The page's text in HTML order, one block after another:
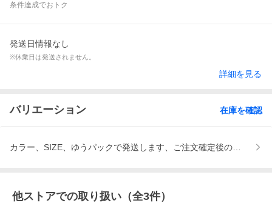
条件達成でおトク
発送日情報なし
※休業日は発送されません。
詳細を見る
バリエーション 在庫を確認
カラー、SIZE、ゆうパックで発送します、ご注文確定後の【キャ
他ストアでの取り扱い（全3件）